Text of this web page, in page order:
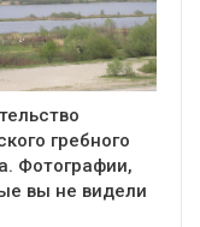
гребного
Фотографии,
вы не видели